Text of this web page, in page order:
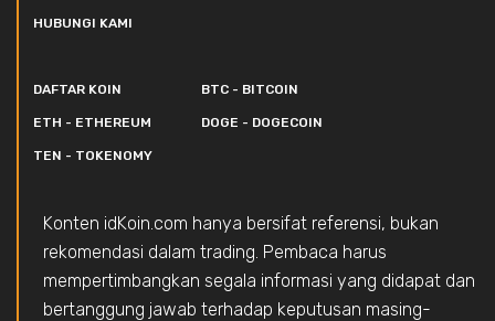
HUBUNGI KAMI
DAFTAR KOIN BTC - BITCOIN
ETH - ETHEREUM DOGE - DOGECOIN
TEN - TOKENOMY
Konten idKoin.com hanya bersifat referensi, bukan
rekomendasi dalam trading. Pembaca harus
mempertimbangkan segala informasi yang didapat dan
bertanggung jawab terhadap keputusan masing-